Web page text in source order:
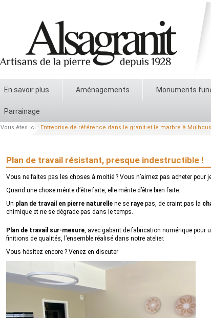
En savoir plus Aménagements Monuments
Parrainage
Vous êtes ici : Entreprise de référence dans le granit et le marbre à
Plan de travail résistant, presque indestructible !
Vous ne faites pas les choses à moitié ? Vous n’aimez pas acheter pour
Quand une chose mérite d’être faite, elle mérite d’être bien faite.
Un plan de travail en pierre naturelle ne se raye pas, de craint pas la
chimique et ne se dégrade pas dans le temps.
Plan de travail sur-mesure, avec gabarit de fabrication numérique pour
finitions de qualités, l’ensemble réalisé dans notre atelier.
Vous hésitez encore ? Venez en discuter